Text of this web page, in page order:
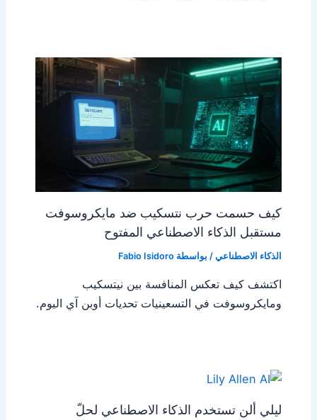
كيف حسمت حرب نتسكيب ضد مايكروسوفت
مستقبل الذكاء الاصطناعي المفتوح
الذكاء الاصطناعي/ بواسطة Fabio Isidoro
اكتشف كيف تعكس المنافسة بين نيتسكيب
ومايكروسوفت في التسعينيات تحديات أوبن آي اليوم.
ليلي ألن تستخدم الذكاء الاصطناعي لحلّ